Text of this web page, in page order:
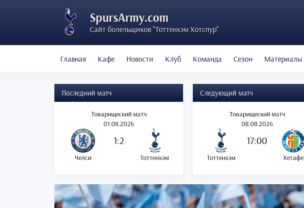
SpursArmy.com
Сайт болельщиков "Тоттенхэм Хотспур"
Главная Кафе Новости Клуб Команда Сезон Материалы
Последний матч
Товарищеский матч
01.08.2026
1:2
Челси Тоттенхэм
Следующий матч
Товарищеский матч
08.08.2026
17:00
Тоттенхэм Хетафе